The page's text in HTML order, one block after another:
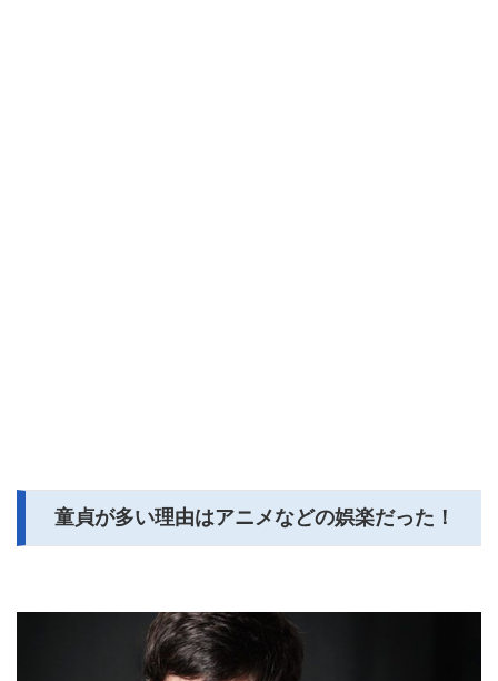
童貞が多い理由はアニメなどの娯楽だった！